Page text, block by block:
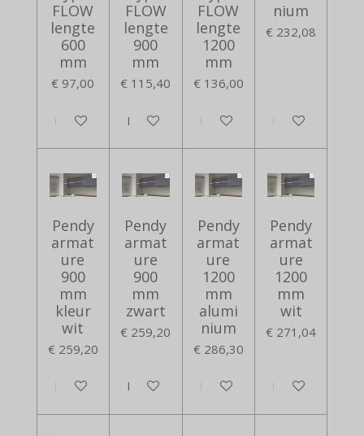
FLOW
lengte
600
mm
€ 97,00
In winkelwagen
FLOW
lengte
900
mm
€ 115,40
In winkelwagen
FLOW
lengte
1200
mm
€ 136,00
In winkelwagen
nium
€ 232,08
In winkelwagen
Pendy
armat
ure
900
mm
kleur
wit
€ 259,20
In winkelwagen
Pendy
armat
ure
900
mm
zwart
€ 259,20
In winkelwagen
Pendy
armat
ure
1200
mm
alumi
nium
€ 286,30
In winkelwagen
Pendy
armat
ure
1200
mm
wit
€ 271,04
In winkelwagen